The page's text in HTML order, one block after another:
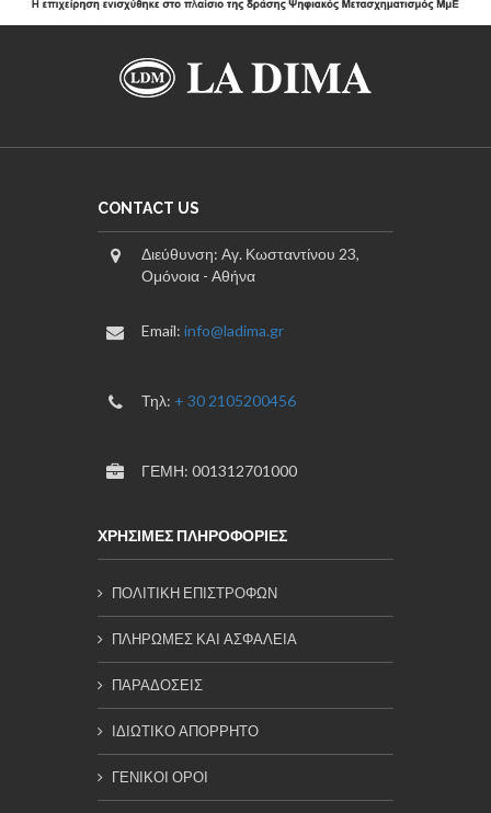
CONTACT US
Διεύθυνση: Αγ. Κωσταντίνου 23,
Ομόνοια - Αθήνα
Email: info@ladima.gr
Τηλ: + 30 2105200456
ΓΕΜΗ: 001312701000
ΧΡΗΣΙΜΕΣ ΠΛΗΡΟΦΟΡΙΕΣ
ΠΟΛΙΤΙΚΗ ΕΠΙΣΤΡΟΦΩΝ
ΠΛΗΡΩΜΕΣ ΚΑΙ ΑΣΦΑΛΕΙΑ
ΠΑΡΑΔΟΣΕΙΣ
ΙΔΙΩΤΙΚΟ ΑΠΟΡΡΗΤΟ
ΓΕΝΙΚΟΙ ΟΡΟΙ